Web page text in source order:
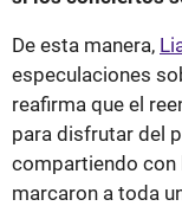
De esta manera,
especulaciones
reafirma que el
para disfrutar del
compartiendo con
marcaron a toda